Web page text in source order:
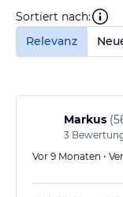
Sortiert nach:
Relevanz
Markus (
3
Vor 9 Monaten •